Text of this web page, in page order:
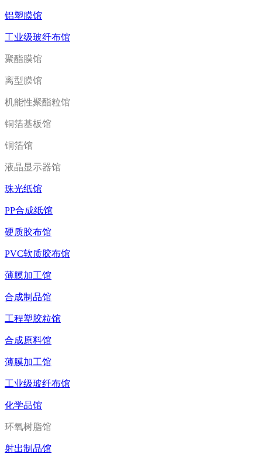
铝塑膜馆
工业级玻纤布馆
聚酯膜馆
离型膜馆
机能性聚酯粒馆
铜箔基板馆
铜箔馆
液晶显示器馆
珠光纸馆
PP合成纸馆
硬质胶布馆
PVC软质胶布馆
薄膜加工馆
合成制品馆
工程塑胶粒馆
合成原料馆
薄膜加工馆
工业级玻纤布馆
化学品馆
环氧树脂馆
射出制品馆